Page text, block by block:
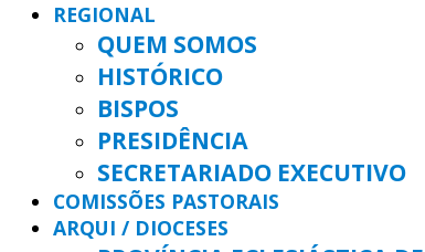
REGIONAL
QUEM SOMOS
HISTÓRICO
BISPOS
PRESIDÊNCIA
SECRETARIADO EXECUTIVO
COMISSÕES PASTORAIS
ARQUI / DIOCESES